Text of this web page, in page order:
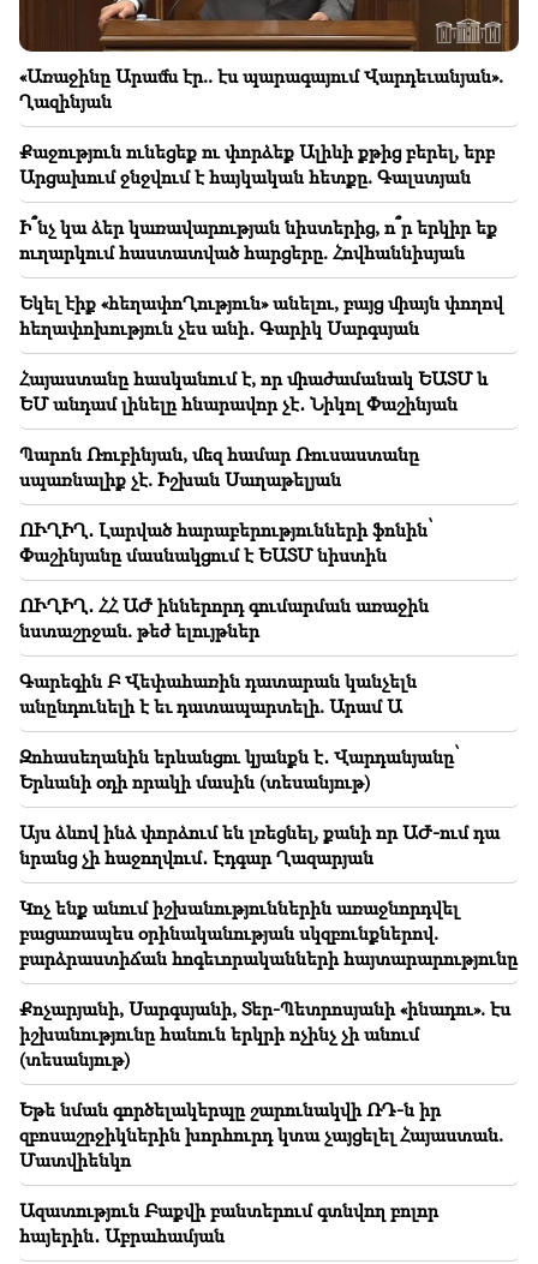
նստաշրջան. թեժ ելույթներ
Ամենուրեք պետք է պաշտպանել Հայոց Եկեղեցին,
բայց այս ամենին վերջ տալու ճանապարհն
իշխանափոխությունն է. Տիգրան Աբրահամյան
09:28
Սասունի սիրտը կփորձեն շահել. «Հրապարակ»
09:11
«Հրապարակ»․ Արայիկ Հարությունյանի «մուրազը
փորը չի՞ մնա»
08:42
«Հրապարակ»․ Ամեն մեկն իր համակարգում «ցար ի
բոգ է» իրեն զգում
08:19
Վարդևանյանի ընտրությո՞ւն, թե՞ Վեհափառի
դատական նիստ․ խորհրդարանում արտառոց
վիճակ է. «Ժողովուրդ»
08:00
Ինչպես են վերաբաշխվել աշխատասենյակները
Ազգային ժողովում. «Ժողովուրդ»
00:57
«Ռեալը» հայտարարել է Յան Դիոմանդեի
տրանսֆերի մասին․ պաշտոնական
00:24
Անահիտ Կիրակոսյանի ու նախկին ամուսինու
թանկարժեք նվերը՝ դստեր հարսանիքին
(տեսանյութ)
23:58
Փեզեշքիանը շնորհակալություն է հայտնել հարևան
երկրներին՝ Իրանին աջակցելու համար
23:28
ԱՄՆ-ն դիվանագիտական ներկայացում է խաղում.
Թեհրանը քննադատել է Վաշինգտոնին
Դամասկոսի արվարձանում միկրոավտոբուսում
պայթյուն է որոտացել․ երկու մարդ զոհվել է, 13-ը՝
վիրավորվել
«Առաջինը Արամն էր.. էս պարագայում Վարդեւանյան».
Ղազինյան
Քաջություն ունեցեք ու փորձեք Ալիևի քթից բերել, երբ
Արցախում ջնջվում է հայկական հետքը. Գալստյան
Ի՞նչ կա ձեր կառավարության նիստերից, ո՞ր երկիր եք
ուղարկում հաստատված հարցերը. Հովհաննիսյան
Եկել էիք «հեղափոՂություն» անելու, բայց միայն փողով
հեղափոխություն չես անի․ Գարիկ Սարգսյան
Հայաստանը հասկանում է, որ միաժամանակ ԵԱՏՄ և
ԵՄ անդամ լինելը հնարավոր չէ․ Նիկոլ Փաշինյան
Պարոն Ռուբինյան, մեզ համար Ռուսաստանը
սպառնալիք չէ. Իշխան Սաղաթելյան
ՈՒՂԻՂ․ Լարված հարաբերությունների ֆոնին՝
Փաշինյանը մասնակցում է ԵԱՏՄ նիստին
ՈՒՂԻՂ․ ՀՀ ԱԺ իններորդ գումարման առաջին
նստաշրջան. թեժ ելույթներ
Գարեգին Բ Վեփահառին դատարան կանչելն
անընդունելի է եւ դատապարտելի. Արամ Ա
Զոհասեղանին երևանցու կյանքն է․ Վարդանյանը՝
Երևանի օդի որակի մասին (տեսանյութ)
Այս ձևով ինձ փորձում են լռեցնել, քանի որ ԱԺ-ում դա
նրանց չի հաջողվում․ Էդգար Ղազարյան
Կոչ ենք անում իշխանություններին առաջնորդվել
բացառապես օրինականության սկզբունքներով.
բարձրաստիճան հոգեւորականների հայտարարությունը
Քոչարյանի, Սարգսյանի, Տեր-Պետրոսյանի «ինադու». էս
իշխանությունը հանուն երկրի ոչինչ չի անում
(տեսանյութ)
Եթե նման գործելակերպը շարունակվի ՌԴ-ն իր
զբոսաշրջիկներին խորհուրդ կտա չայցելել Հայաստան.
Մատվիենկո
Ազատություն Բաքվի բանտերում գտնվող բոլոր
հայերին․ Աբրահամյան